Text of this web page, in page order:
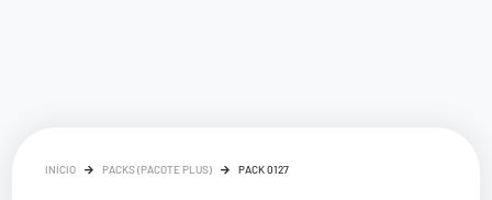
INÍCIO PACKS (PACOTE PLUS) PACK 0127